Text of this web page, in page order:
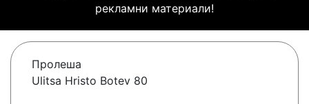
рекламни материали!
Пролеша
Ulitsa Hristo Botev 80